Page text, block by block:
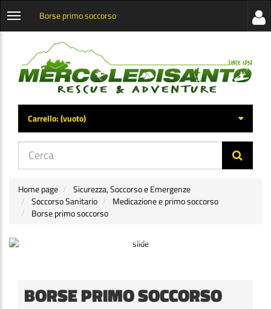
Apri
categorie
Borse primo soccorso
di
Carrello:(vuoto)
Home page
Sicurezza, Soccorso e Emergenze
Soccorso Sanitario
Medicazione e primo soccorso
Borse primo soccorso
BORSE PRIMO SOCCORSO